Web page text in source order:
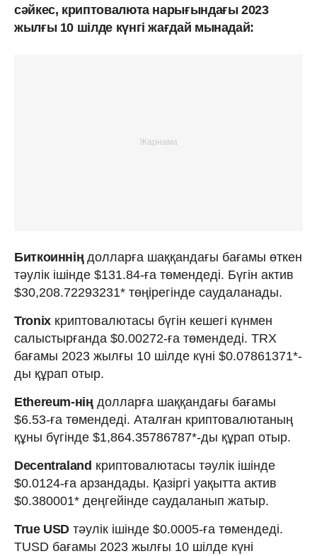
сәйкес, криптовалюта нарығындағы 2023
жылғы 10 шілде күнгі жағдай мынадай:
Биткоинніңдолларға шаққандағы бағамы өткен
тәулік ішінде $131.84-ға төмендеді. Бүгін актив
$30,208.72293231* төңірегінде саудаланады.
Tronixкриптовалютасы бүгін кешегі күнмен
салыстырғанда $0.00272-ға төмендеді. TRX
бағамы 2023 жылғы 10 шілде күні $0.07861371*-
ды құрап отыр.
Ethereum-ніңдолларға шаққандағы бағамы
$6.53-ға төмендеді. Аталған криптовалютаның
құны бүгінде $1,864.35786787*-ды құрап отыр.
Decentraland криптовалютасы тәулік ішінде
$0.0124-ға арзандады. Қазіргі уақытта актив
$0.380001* деңгейінде саудаланып жатыр.
True USD тәулік ішінде $0.0005-ға төмендеді.
TUSD бағамы 2023 жылғы 10 шілде күні